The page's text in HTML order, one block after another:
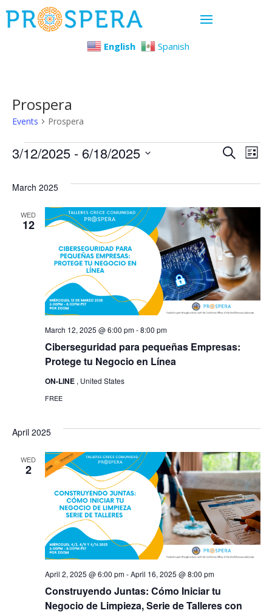
English Spanish
Prospera
Events Prospera
Events
and
SearchList
3/12/2025 - 6/18/2025
date.
March 2025
WED
12
Ciberseguridad para pequeñas Empresas:
Protege tu Negocio en Línea
March 12, 2025 @ 6:00 pm-8:00 pm
ON-LINE , United States
FREE
April 2025
WED
2
Construyendo Juntas: Cómo Iniciar tu
Negocio de Limpieza, Serie de Talleres con
April 2, 2025 @ 6:00 pm-April 16, 2025 @ 8:00 pm